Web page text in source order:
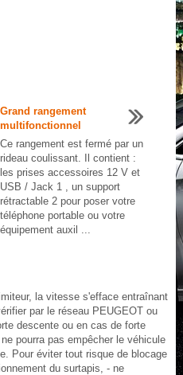
Grand rangement
multifonctionnel
Ce rangement est fermé par un
rideau coulissant. Il contient :
les prises accessoires 12 V et
USB / Jack 1 , un support
rétractable 2 pour poser votre
téléphone portable ou votre
équipement auxil ...
la vitesse s'efface entraînant
par le réseau PEUGEOT ou
descente ou en cas de forte
pourra pas empêcher le véhicule
Pour éviter tout risque de blocage
du surtapis, - ne